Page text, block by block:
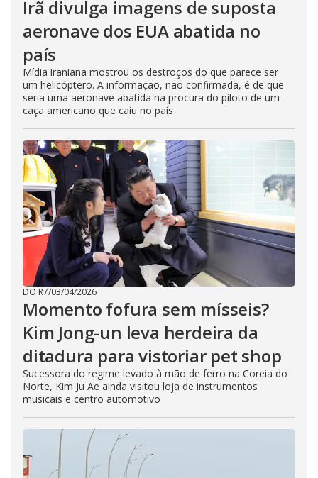
Irã divulga imagens de suposta
aeronave dos EUA abatida no
país
Mídia iraniana mostrou os destroços do que parece ser
um helicóptero. A informação, não confirmada, é de que
seria uma aeronave abatida na procura do piloto de um
caça americano que caiu no país
DO R7/03/04/2026
Momento fofura sem mísseis?
Kim Jong-un leva herdeira da
ditadura para vistoriar pet shop
Sucessora do regime levado à mão de ferro na Coreia do
Norte, Kim Ju Ae ainda visitou loja de instrumentos
musicais e centro automotivo